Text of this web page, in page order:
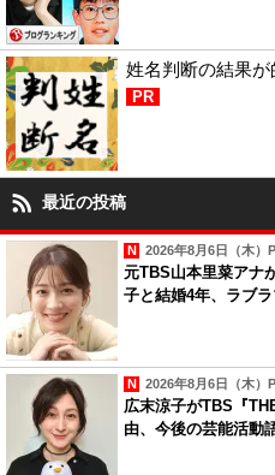
姓名判断の結果
PR
最近の投稿
2026年8月6日（木）
元TBS山本里菜アナ
子と結婚4年、ラブ
2026年8月6日（木）
広末涼子がTBS『
由、今後の芸能活動